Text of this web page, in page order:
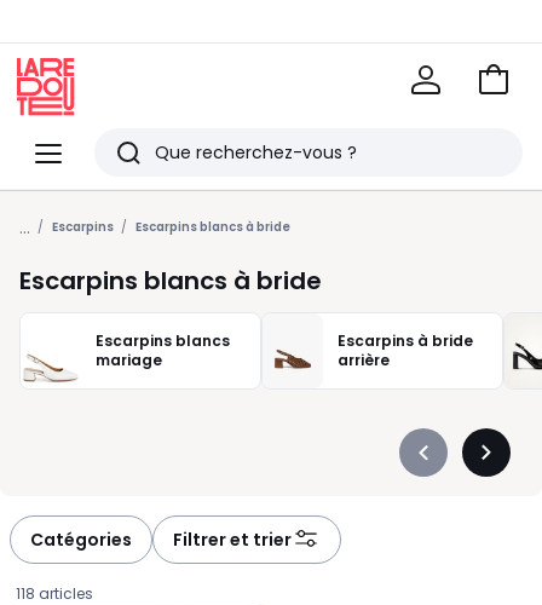
Menu
Redoute
Rechercher
Derniers
articles
vus
Voir
... Escarpins Escarpins blancs à bride
Escarpins blancs à bride
Escarpins blancs
mariage
Escarpins à bride
arrière
Précédent
Catégories Filtrer et trier
118 articles